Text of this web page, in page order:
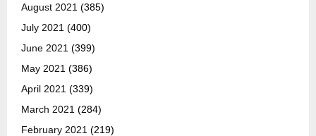
August 2021 (385)
July 2021 (400)
June 2021 (399)
May 2021 (386)
April 2021 (339)
March 2021 (284)
February 2021 (219)